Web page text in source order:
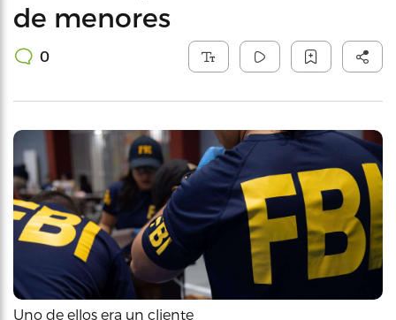
de menores
0
Uno de ellos era un cliente